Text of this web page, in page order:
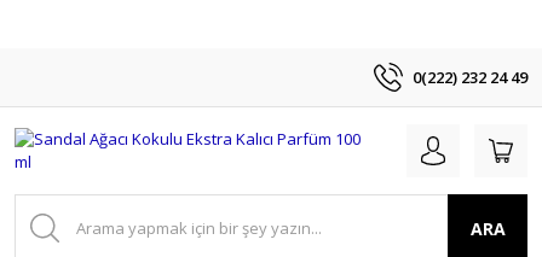
0(222) 232 24 49
ARA